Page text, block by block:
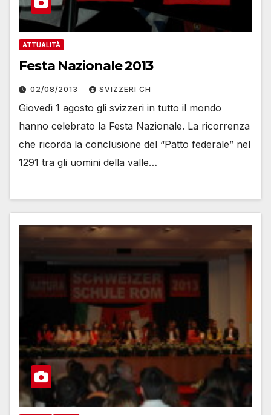
ATTUALITÀ
Festa Nazionale 2013
02/08/2013 SVIZZERI CH
Giovedì 1 agosto gli svizzeri in tutto il mondo
hanno celebrato la Festa Nazionale. La ricorrenza
che ricorda la conclusione del “Patto federale” nel
1291 tra gli uomini della valle…